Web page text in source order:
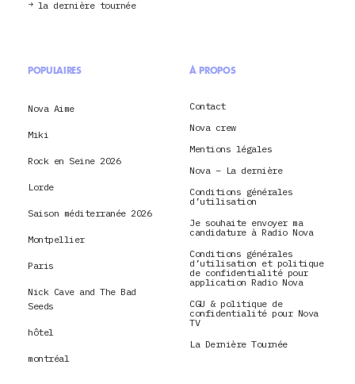
la dernière tournée
POPULAIRES
Nova Aime
Miki
Rock en Seine 2026
Lorde
Saison méditerranée 2026
Montpellier
Paris
Nick Cave and The Bad
Seeds
hôtel
montréal
À PROPOS
Contact
Nova crew
Mentions légales
Nova – La dernière
Conditions générales
d’utilisation
Je souhaite envoyer ma
candidature à Radio Nova
Conditions générales
d’utilisation et politique
de confidentialité pour
application Radio Nova
CGU & politique de
confidentialité pour Nova
TV
La Dernière Tournée